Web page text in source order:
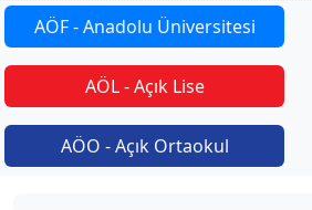
AÖF - Anadolu Üniversitesi
AÖL - Açık Lise
AÖO - Açık Ortaokul